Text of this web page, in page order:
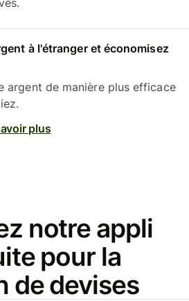
à l'étranger et économisez
argent de manière plus efficace
plus
notre appli
pour la
de devises